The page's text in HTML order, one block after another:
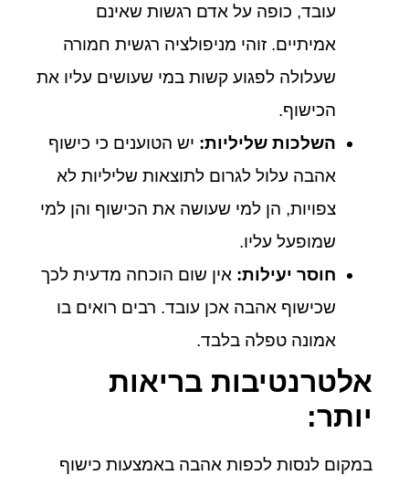
עובד, כופה על אדם רגשות שאינם
אמיתיים. זוהי מניפולציה רגשית חמורה
שעלולה לפגוע קשות במי שעושים עליו את
הכישוף.
השלכות שליליות: יש הטוענים כי כישוף
אהבה עלול לגרום לתוצאות שליליות לא
צפויות, הן למי שעושה את הכישוף והן למי
שמופעל עליו.
חוסר יעילות: אין שום הוכחה מדעית לכך
שכישוף אהבה אכן עובד. רבים רואים בו
אמונה טפלה בלבד.
אלטרנטיבות בריאות
יותר:
במקום לנסות לכפות אהבה באמצעות כישוף